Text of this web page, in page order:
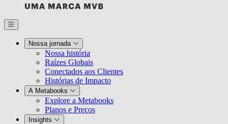
Nossa jornada
Nossa história
Raízes Globais
Conectados aos Clientes
Histórias de Impacto
A Metabooks
Explore a Metabooks
Planos e Preços
Insights